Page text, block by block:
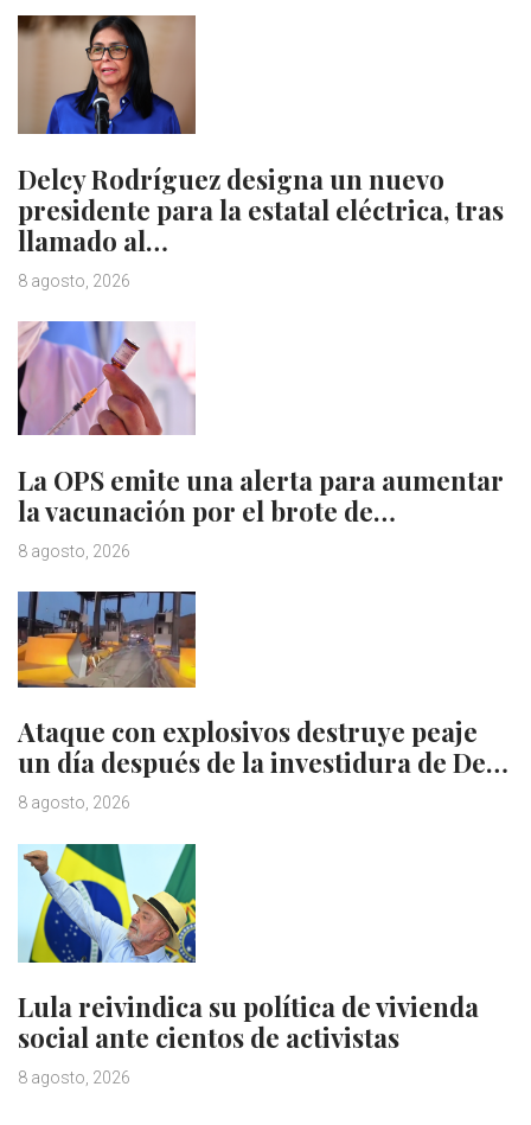
Delcy Rodríguez designa un nuevo
presidente para la estatal eléctrica, tras
llamado al…
8 agosto, 2026
La OPS emite una alerta para aumentar
la vacunación por el brote de…
8 agosto, 2026
Ataque con explosivos destruye peaje
un día después de la investidura de De…
8 agosto, 2026
Lula reivindica su política de vivienda
social ante cientos de activistas
8 agosto, 2026